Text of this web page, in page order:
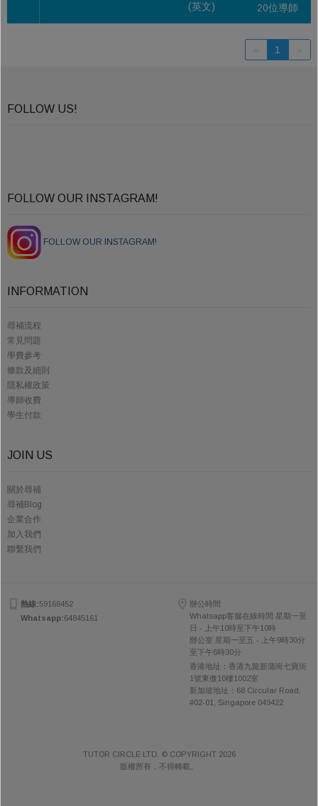
(英文)
20位導師
« 1 »
FOLLOW US!
FOLLOW OUR INSTAGRAM!
FOLLOW OUR INSTAGRAM!
INFORMATION
尋補流程
常見問題
學費參考
條款及細則
隱私權政策
導師收費
學生付款
JOIN US
關於尋補
尋補Blog
企業合作
加入我們
聯繫我們
熱線:59168452
Whatsapp:64845161
辦公時間:
Whatsapp客服在線時間 星期一至
日 - 上午10時至下午10時
辦公室 星期一至五 - 上午9時30分
至下午6時30分
香港地址：香港九龍新蒲崗七寶街
1號東傲10樓1002室
新加坡地址：68 Circular Road,
#02-01, Singapore 049422
TUTOR CIRCLE LTD. © COPYRIGHT 2026
版權所有，不得轉載。